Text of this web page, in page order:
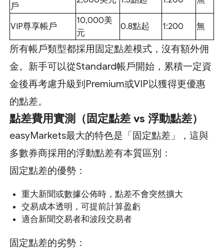
戶
VIP尊享帳戶
10,000美
元
0.8點起 1:200 無
所有帳戶類型都採用固定點差模式，沒有額外佣
金。新手可以從Standard帳戶開始，累積一定資
金後再考慮升級到Premium或VIP以獲得更優惠
的點差。
點差費用實測（固定點差 vs 浮動點差）
easyMarkets最大的特色是「固定點差」，這與
多數券商採用的浮動點差有本質區別：
固定點差的優勢：
重大新聞或數據公佈時，點差不會突然擴大
交易成本透明，可提前計算盈虧
適合新聞交易者和波段交易者
固定點差的劣勢：